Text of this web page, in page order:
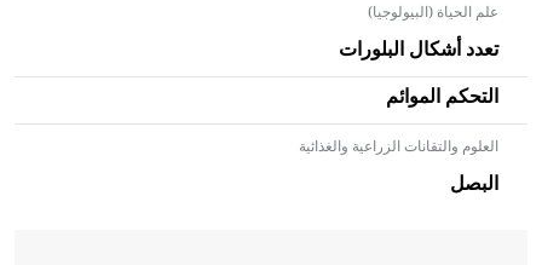
علم الحياة (البيولوجيا)
تعدد أشكال البلورات
التحكم الموائم
العلوم والتقانات الزراعية والغذائية
البصل
- هل تعلم أن الأبلق نوع من الفنون الهندسية التي ارتبطت
بالعمارة الإسلامية في بلاد الشام ومصر خاصة، حيث يحرص
المعمار على بناء مداميكه وخاصة في الواجهات